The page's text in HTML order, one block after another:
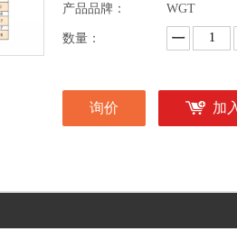
产品品牌：
WGT
数量：
询价 加